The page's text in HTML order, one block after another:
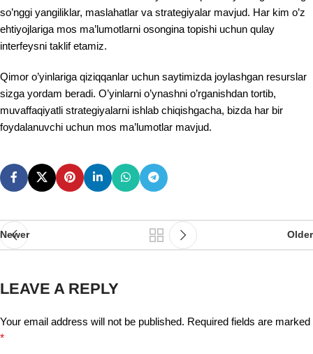
so’nggi yangiliklar, maslahatlar va strategiyalar mavjud. Har kim o’z
ehtiyojlariga mos ma’lumotlarni osongina topishi uchun qulay
interfeysni taklif etamiz.
Qimor o’yinlariga qiziqqanlar uchun saytimizda joylashgan resurslar
sizga yordam beradi. O’yinlarni o’ynashni o’rganishdan tortib,
muvaffaqiyatli strategiyalarni ishlab chiqishgacha, bizda har bir
foydalanuvchi uchun mos ma’lumotlar mavjud.
Newer Older
LEAVE A REPLY
Your email address will not be published. Required fields are marked
*